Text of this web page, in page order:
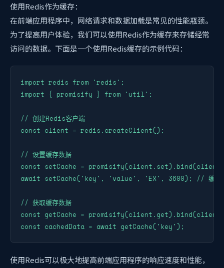
使用Redis作为缓存：
在前端应用程序中，网络请求和数据加载是常见的性能瓶颈。
为了提高用户体验，我们可以使用Redis作为缓存来存储经常
访问的数据。下面是一个使用Redis缓存的示例代码：
import redis from 'redis';
import { promisify } from 'util';
// 创建Redis客户端
const client = redis.createClient();
// 设置缓存数据
const setCache =
await setCache('key', 'value', 'EX', 3600); // 缓存1
// 获取缓存数据
const getCache =
const cachedData = await getCache('key');
使用Redis可以极大地提高前端应用程序的响应速度和性能，